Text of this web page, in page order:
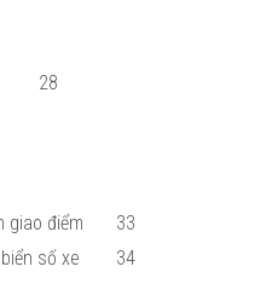
28
giao điểm
33
số xe
34